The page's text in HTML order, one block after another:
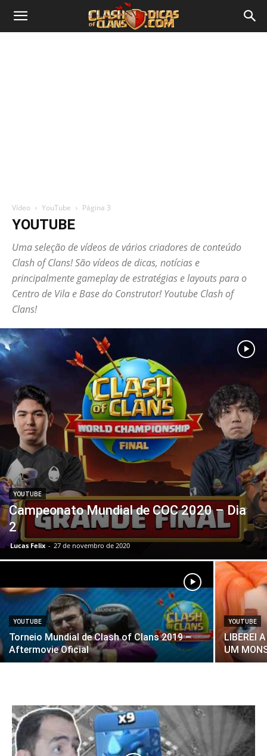
Vídeo YouTube Página 3
YOUTUBE
Uma seleção de vídeos de vários criadores de conteúdo
Clash of Clans! São vídeos de dicas, notícias e
principalmente gameplay de estratégias e layouts para o
Centro de Vila e Base do Construtor! Youtube Clash of
Clans!
YOUTUBE
Campeonato Mundial de COC 2020 – Dia
2
Lucas Felix - 27 de novembro de 2020
YOUTUBE
Torneio Mundial de Clash of Clans 2019 –
Aftermovie Oficial
YOUTUBE
LIBEREI
UM